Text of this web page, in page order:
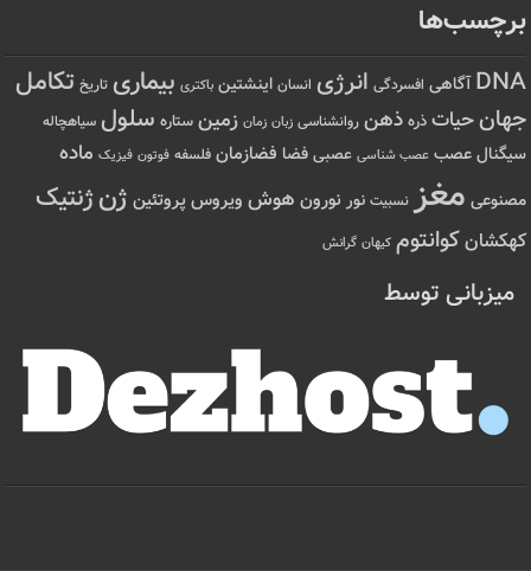
برچسب‌ها
DNA آگاهی افسردگی انرژی انسان اینشتین باکتری بیماری تاریخ تکامل
جهانحیات ذره ذهن روانشناسی زبان زمان زمین ستاره سلول سیاهچاله
سیگنال عصب عصب شناسی عصبی فضا فضازمان فلسفه فوتون فیزیک ماده
مصنوعی مغز نسبیت نور نورون هوش ویروس پروتئین ژنژنتیک
کهکشانکوانتوم کیهان گرانش
میزبانی توسط